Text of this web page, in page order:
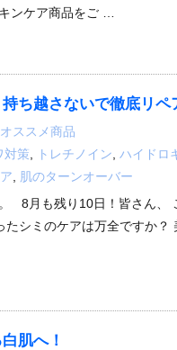
ンケア商品をご …
ち越さないで徹底リペ
ススメ商品
対策, トレチノイン, ハイドロ
, 肌のターンオーバー
8月も残り10日！皆さん、
たシミのケアは万全ですか？
肌へ！